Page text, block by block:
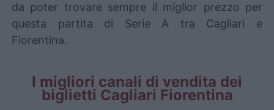
da poter trovare sempre il miglior prezzo per
questa partita di Serie A tra Cagliari e
Fiorentina.
I migliori canali di vendita dei
biglietti Cagliari Fiorentina